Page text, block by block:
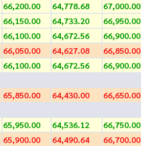
66,200.00 64,778.68 67,000.00
66,150.00 64,733.20 66,950.00
66,100.00 64,672.56 66,900.00
66,050.00 64,627.08 66,850.00
66,100.00 64,672.56 66,900.00
65,850.00 64,430.00 66,650.00
65,950.00 64,536.12 66,750.00
65,900.00 64,490.64 66,700.00